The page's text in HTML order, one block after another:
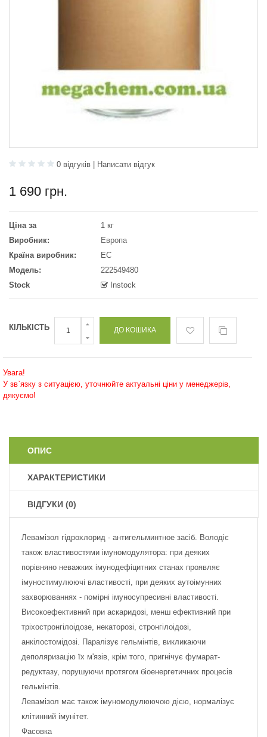
0 відгуків Написати відгук
1 690 грн.
Ціна за
1 кг
Виробник:
Европа
Країна виробник:
ЕС
Модель:
222549480
Stock
Instock
КІЛЬКІСТЬ
Увага!
У зв`язку з ситуацією, уточнюйте актуальні ціни у менеджерів,
дякуємо!
ОПИС
ХАРАКТЕРИСТИКИ
ВІДГУКИ (0)
Левамізол гідрохлорид - антигельминтное засіб. Володіє
також властивостями імуномодулятора: при деяких
порівняно неважких імунодефіцитних станах проявляє
імуностимулюючі властивості, при деяких аутоімунних
захворюваннях - помірні імуносупресивні властивості.
Високоефективний при аскаридозі, менш ефективний при
тріхостронгілоідозе, некаторозі, стронгілоідозі,
анкілостомідозі. Паралізує гельмінтів, викликаючи
деполяризацію їх м'язів, крім того, пригнічує фумарат-
редуктазу, порушуючи протягом біоенергетичних процесів
гельмінтів.
Левамізол має також імуномодулюючою дією, нормалізує
клітинний імунітет.
Фасовка